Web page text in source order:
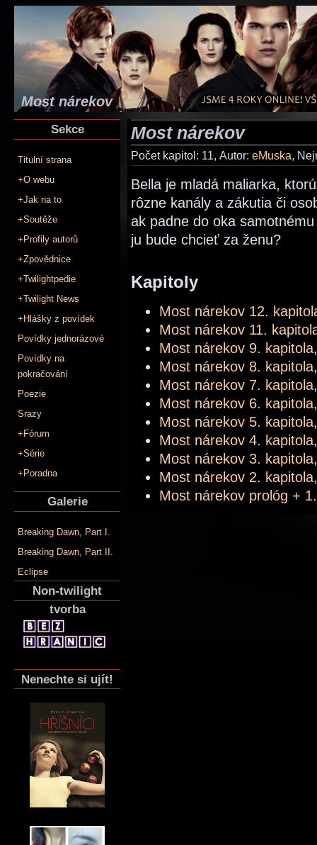
Most nárekov
Sekce
Titulní strana
+O webu
+Jak na to
+Soutěže
+Profily autorů
+Zpovědnice
+Twilightpedie
+Twilight News
+Hlášky z povídek
Povídky jednorázové
Povídky na
pokračování
Poezie
Srazy
+Fórum
+Série
+Poradna
Galerie
Breaking Dawn, Part I.
Breaking Dawn, Part II.
Eclipse
Non-twilight
tvorba
Nenechte si ujít!
Most nárekov
Počet kapitol: 11, Autor: eMuska,
Bella je mladá maliarka,
rôzne kanály a zákutia či
ak padne do oka
ju bude chcieť za ženu?
Kapitoly
Most nárekov 12.
Most nárekov 11.
Most nárekov 9. kapitola
Most nárekov 8. kapitola
Most nárekov 7. kapitola
Most nárekov 6. kapitola
Most nárekov 5. kapitola
Most nárekov 4. kapitola
Most nárekov 3. kapitola
Most nárekov 2. kapitola
Most nárekov prológ +